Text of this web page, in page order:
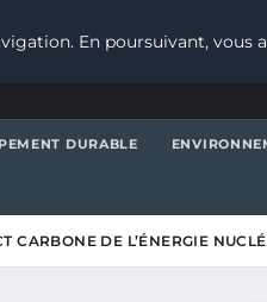
DURABLE
CARBONE DE L’ÉNERGIE
En poursuivant,